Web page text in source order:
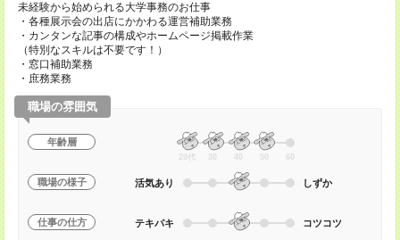
未経験から始められる大学事務のお仕事
・各種展示会の出店にかかわる運営補助業務
・カンタンな記事の構成やホームページ掲載作業
（特別なスキルは不要です！）
・窓口補助業務
・庶務業務
職場の雰囲気
年齢層
20代 30 40 50 60
職場の様子 活気あり しずか
仕事の仕方 テキパキ コツコツ